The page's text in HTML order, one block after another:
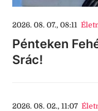
2026. 08. 07., 08:11
Pénteken
Srác!
2026. 08. 02., 11:07